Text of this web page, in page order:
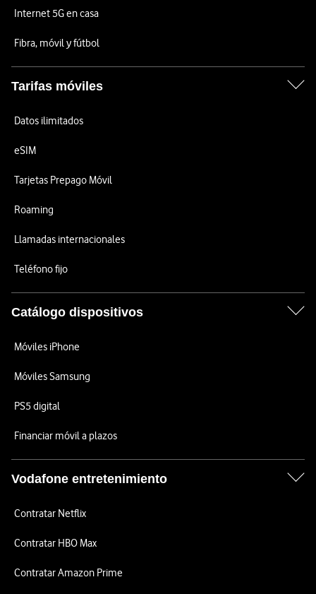
Internet 5G en casa
Fibra, móvil y fútbol
Tarifas móviles
Datos ilimitados
eSIM
Tarjetas Prepago Móvil
Roaming
Llamadas internacionales
Teléfono fijo
Catálogo dispositivos
Móviles iPhone
Móviles Samsung
PS5 digital
Financiar móvil a plazos
Vodafone entretenimiento
Contratar Netflix
Contratar HBO Max
Contratar Amazon Prime